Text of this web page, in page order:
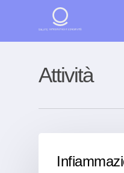
main
Attività